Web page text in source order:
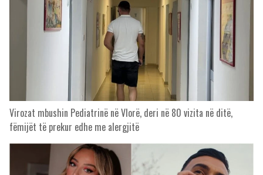
Virozat mbushin Pediatrinë në Vlorë, deri në 80 vizita në ditë,
fëmijët të prekur edhe me alergjitë